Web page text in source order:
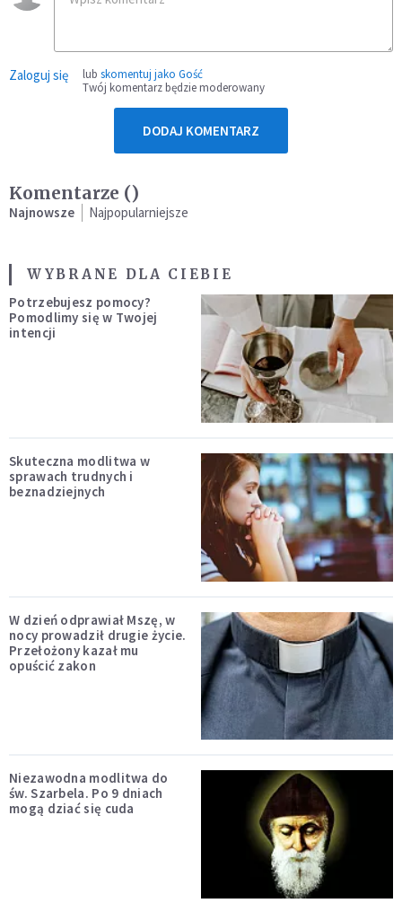
Zaloguj się lub skomentuj jako Gość
Twój komentarz będzie moderowany
DODAJ KOMENTARZ
Komentarze ()
Najnowsze Najpopularniejsze
WYBRANE DLA CIEBIE
Potrzebujesz pomocy?
Pomodlimy się w Twojej
intencji
Skuteczna modlitwa w
sprawach trudnych i
beznadziejnych
W dzień odprawiał Mszę, w
nocy prowadził drugie życie.
Przełożony kazał mu
opuścić zakon
Niezawodna modlitwa do
św. Szarbela. Po 9 dniach
mogą dziać się cuda